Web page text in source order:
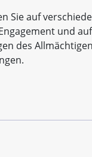
Sie auf
und
des